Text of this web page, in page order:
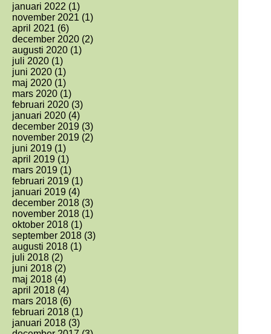
januari 2022 (1)
november 2021 (1)
april 2021 (6)
december 2020 (2)
augusti 2020 (1)
juli 2020 (1)
juni 2020 (1)
maj 2020 (1)
mars 2020 (1)
februari 2020 (3)
januari 2020 (4)
december 2019 (3)
november 2019 (2)
juni 2019 (1)
april 2019 (1)
mars 2019 (1)
februari 2019 (1)
januari 2019 (4)
december 2018 (3)
november 2018 (1)
oktober 2018 (1)
september 2018 (3)
augusti 2018 (1)
juli 2018 (2)
juni 2018 (2)
maj 2018 (4)
april 2018 (4)
mars 2018 (6)
februari 2018 (1)
januari 2018 (3)